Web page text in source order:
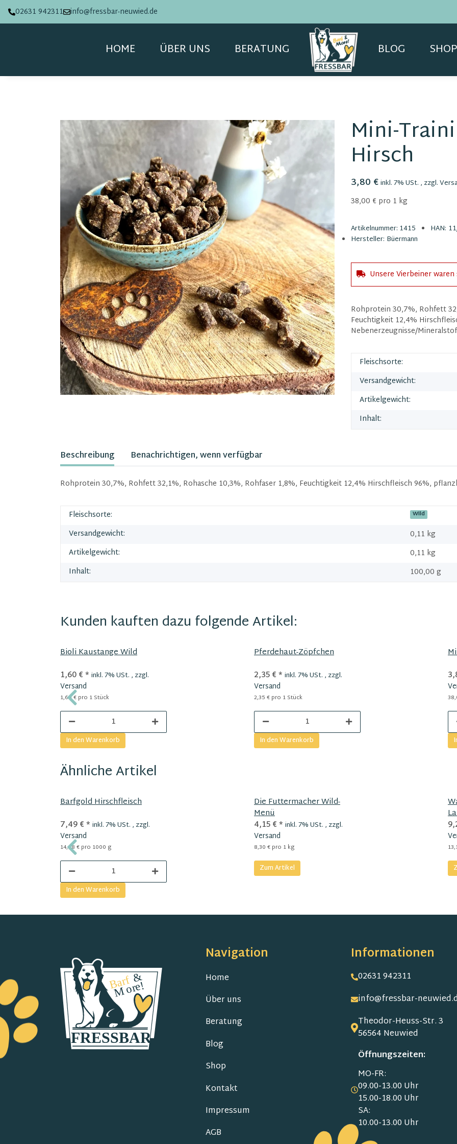
02631 942311 info@fressbar-neuwied.de
SHOP
HOME ÜBER UNS BERATUNG BLOG
Mini-
Hirsch
3,80 €inkl. 7% USt. , zzgl.
38,00 € pro 1 kg
Artikelnummer: 1415 HAN:
Hersteller: Büermann
Unsere Vierbeiner
Rohprotein 30,7%, Rohfett
Feuchtigkeit 12,4%
Nebenerzeugnisse/
Fleischsorte:
Versandgewicht:
Artikelgewicht:
Inhalt:
Beschreibung Benachrichtigen, wenn verfügbar
Rohprotein 30,7%, Rohfett 32,1%, Rohasche 10,3%, Rohfaser 1,8%, Feuchtigkeit 12,4% Hirschfleisch 96%,
Fleischsorte: Wild
Versandgewicht:
0,11 kg
Artikelgewicht:
0,11 kg
Inhalt:
100,00 g
Kunden kauften dazu folgende Artikel:
Bioli Kaustange Wild
1,60 €* inkl. 7% USt. , zzgl.
Versand
1,60 € pro 1 Stück
In den Warenkorb
Pferdehaut-Zöpfchen
2,35 €* inkl. 7% USt. , zzgl.
Versand
2,35 € pro 1 Stück
In den Warenkorb
Ähnliche Artikel
Barfgold Hirschfleisch
7,49 €* inkl. 7% USt. , zzgl.
Versand
14,98 € pro 1000 g
In den Warenkorb
Die Futtermacher Wild-
Menü
4,15 €* inkl. 7% USt. , zzgl.
Versand
8,30 € pro 1 kg
Zum Artikel
Navigation
Home
Über uns
Beratung
Blog
Shop
Kontakt
Impressum
AGB
Informationen
02631 942311
info@fressbar-
Theodor-Heuss-Str. 3
56564 Neuwied
Öffnungszeiten:
MO-FR:
09.00-13.00 Uhr
15.00-18.00 Uhr
SA:
10.00-13.00 Uhr